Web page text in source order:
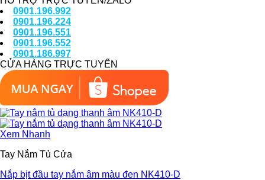
0901.196.992
0901.196.224
0901.196.551
0901.196.552
0901.186.997
CỬA HÀNG TRỰC TUYẾN
Xem Nhanh
Tay Nắm Tủ Cửa
Nắp bịt đầu tay nắm âm màu đen NK410-D